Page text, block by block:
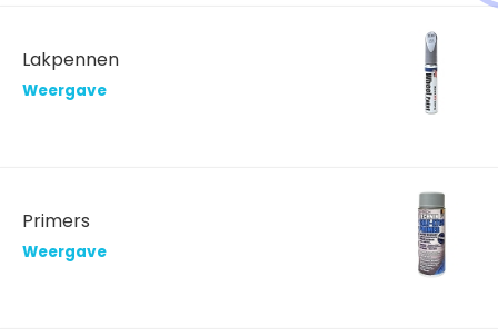
Lakpennen
Weergave
Primers
Weergave